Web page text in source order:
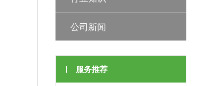
公司新闻
服务推荐